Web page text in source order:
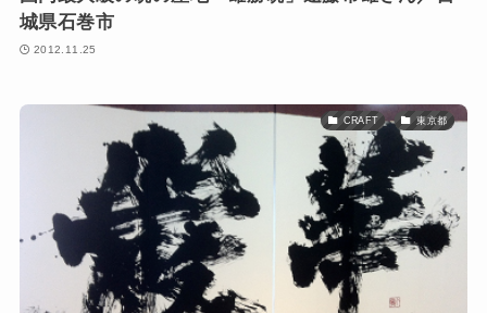
城県石巻市
2012.11.25
CRAFT 東京都